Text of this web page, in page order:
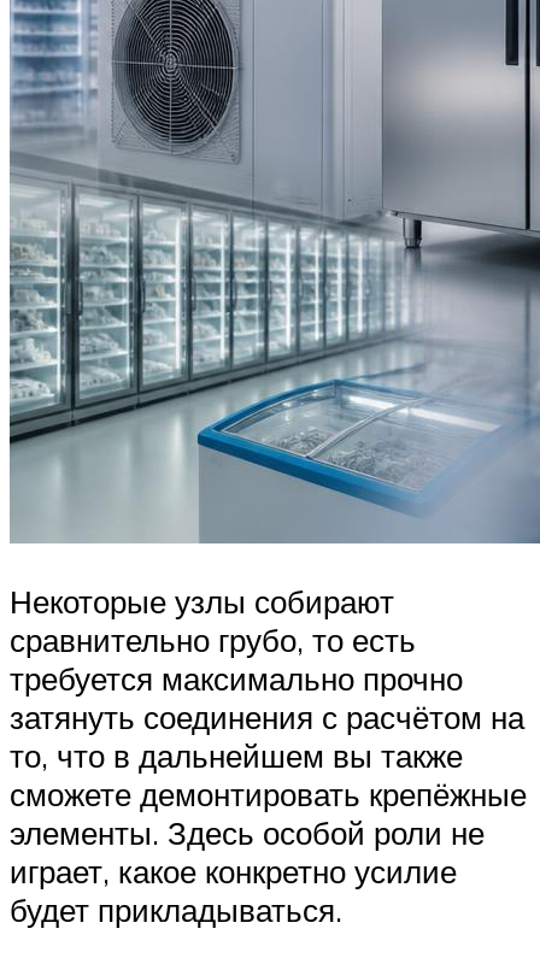
Некоторые узлы собирают
сравнительно грубо, то есть
требуется максимально прочно
затянуть соединения с расчётом на
то, что в дальнейшем вы также
сможете демонтировать крепёжные
элементы. Здесь особой роли не
играет, какое конкретно усилие
будет прикладываться.